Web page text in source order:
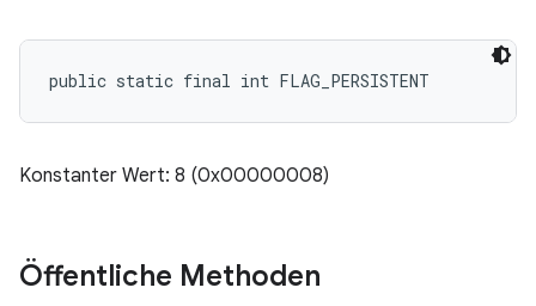
public static final int FLAG_PERSISTENT
Konstanter Wert: 8 (0x00000008)
Öffentliche Methoden